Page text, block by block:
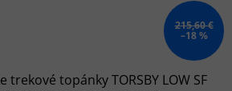
215,60 €
–18 %
trekové topánky TORSBY LOW SF